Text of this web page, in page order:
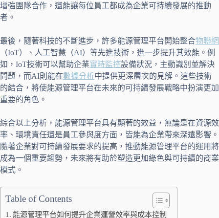
增強團隊合作，還能讓每位員工都成為企業可持續發展的推動
者。
最後，隨著科技的不斷進步，許多能源管理平台開始整合物聯網
（IoT）、人工智慧（AI）等先進技術，進一步提升其效能。例
如，IoT技術可以幫助企業實時監控設備狀況，主動識別並解決
問題，而AI則能在數據分析中提供更深層次的見解。這些技術
的結合，將使能源管理平台在未來的可持續發展戰略中扮演更加
重要的角色。
綜合以上分析，能源管理平台具有顯著的效益，無論是在資源效
率、環境責任還是員工參與度方面，皆能為企業帶來深遠影響。
隨著企業對可持續發展要求的提高，推動能源管理平台的運用將
成為一個重要趨勢，未來將有助於塑造更加綠色與可持續的商業
模式。
Table of Contents
能源管理平台如何提升企業運營效率與成本控制